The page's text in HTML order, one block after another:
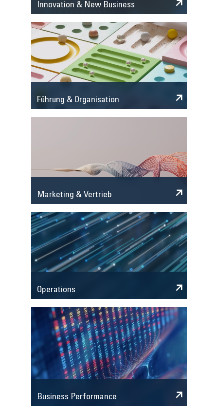
Innovation & New Business
Führung & Organisation
Marketing & Vertrieb
Operations
Business Performance